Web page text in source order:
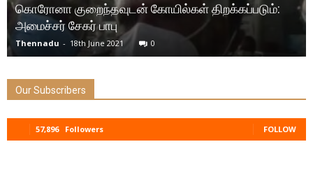
கொரோனா குறைந்தவுடன் கோயில்கள் திறக்கப்படும்:
அமைச்சர் சேகர் பாபு
Thennadu - 18th June 2021 0
Our Subscribers
57,896 Followers FOLLOW